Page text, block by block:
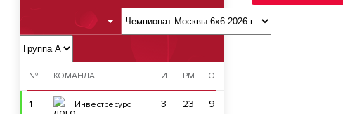
№ КОМАНДА И РМ О
1 Инвестресурс 3 23 9